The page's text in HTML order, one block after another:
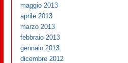
maggio 2013
aprile 2013
marzo 2013
febbraio 2013
gennaio 2013
dicembre 2012